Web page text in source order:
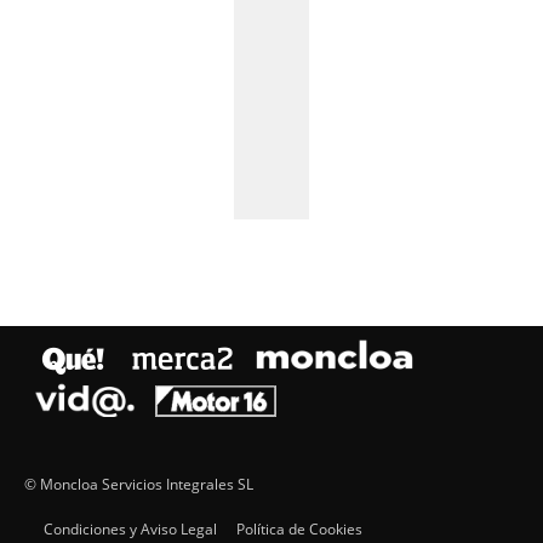
© Moncloa Servicios Integrales SL
Condiciones y Aviso Legal Política de Cookies